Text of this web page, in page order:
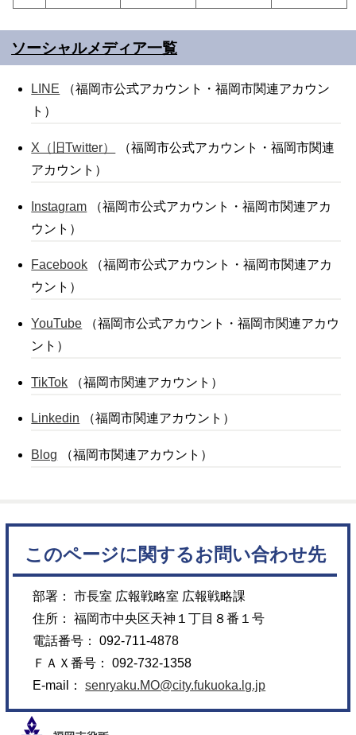
ソーシャルメディア一覧
LINE （福岡市公式アカウント・福岡市関連アカウン
ト）
X（旧Twitter）
（福岡市公式アカウント・福岡市関連
アカウント）
Instagram （福岡市公式アカウント・福岡市関連アカ
ウント）
Facebook （福岡市公式アカウント・福岡市関連アカ
ウント）
YouTube （福岡市公式アカウント・福岡市関連アカウ
ント）
TikTok （福岡市関連アカウント）
Linkedin （福岡市関連アカウント）
Blog （福岡市関連アカウント）
このページに関するお問い合わせ先
部署： 市長室 広報戦略室 広報戦略課
住所： 福岡市中央区天神１丁目８番１号
電話番号： 092-711-4878
ＦＡＸ番号： 092-732-1358
E-mail：senryaku.MO@city.fukuoka.lg.jp